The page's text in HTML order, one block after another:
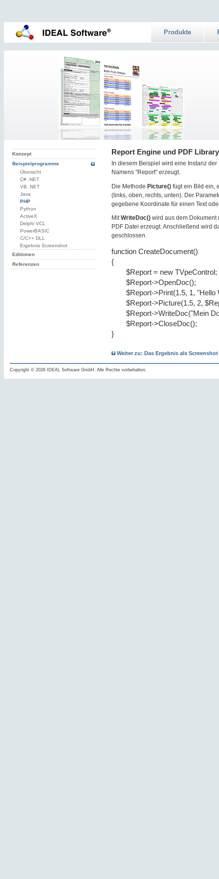
Produkte
Konzept
Beispielprogramme
Übersicht
C# .NET
VB .NET
Java
PHP
Python
ActiveX
Delphi VCL
PowerBASIC
C/C++ DLL
Ergebnis Screenshot
Editionen
Referenzen
Report Engine und PDF
In diesem Beispiel wird eine Instanz
Namens "Report" erzeugt.
Die Methode Picture() fügt ein Bild ein,
(links, oben, rechts, unten). Der
gegebene Koordinate für einen Text
MitWriteDoc() wird aus dem Dokument
PDF Datei erzeugt. Anschließend wird
geschlossen.
function CreateDocument()
{
$Report = new TVpeControl;
$Report->OpenDoc();
$Report->Print(1.5, 1, "Hello
$Report->Picture(1.5, 2,
$Report->WriteDoc("Mein
$Report->CloseDoc();
}
Weiter zu: Das Ergebnis als Screenshot
Copyright © 2026 IDEAL Software GmbH. Alle Rechte vorbehalten.